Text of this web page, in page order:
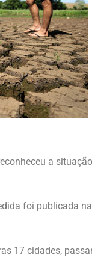
a
foi publicada
17 cidades,